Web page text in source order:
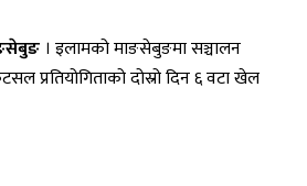
। इलामकोमाङसेबुङमासञ्चालन
प्रतियोगिताकोदोस्रोदिन६वटाखेल